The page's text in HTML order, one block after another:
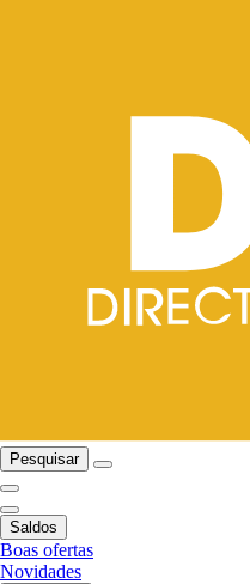
Pesquisar
Saldos
Boas ofertas
Novidades